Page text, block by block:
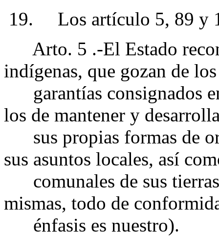
19. Los artículo 5, 89 y
Arto. 5 .-El Estado
indígenas, que gozan de
garantías consignados
los de mantener y
sus propias formas de
sus asuntos locales, así
comunales de sus
mismas, todo de
énfasis es nuestro).